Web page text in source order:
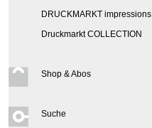
DRUCKMARKT impressions
Druckmarkt COLLECTION
Shop & Abos
Suche